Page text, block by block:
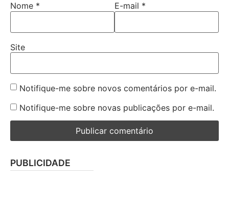
Nome * E-mail *
Site
Notifique-me sobre novos comentários por e-mail.
Notifique-me sobre novas publicações por e-mail.
PUBLICIDADE